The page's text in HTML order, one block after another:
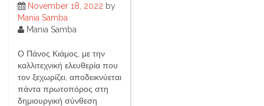
November 18, 2022 by
Mania Samba
Mania Samba
Ο Πάνος Κιάμος, με την
καλλιτεχνική ελευθερία που
τον ξεχωρίζει, αποδεικνύεται
πάντα πρωτοπόρος στη
δημιουργική σύνθεση